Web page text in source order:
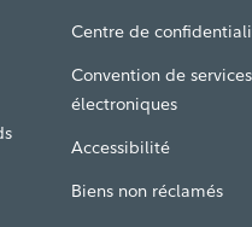
Centre de
Convention de services
électroniques
Accessibilité
Biens non réclamés